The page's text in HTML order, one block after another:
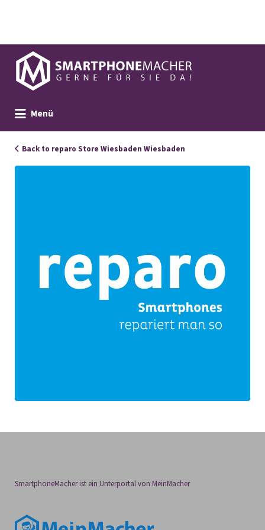
Suchen
nach:
Menü
Back to reparo Store Wiesbaden Wiesbaden
SmartphoneMacher ist ein Unterportal von MeinMacher